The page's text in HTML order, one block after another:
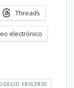
Threads
electrónico
FRIGERIO